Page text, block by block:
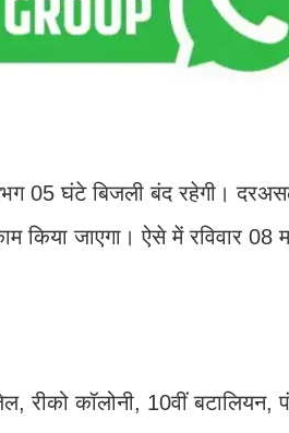
05 घंटे बिजली बंद रहेगी।
जाएगा। ऐसे में रविवार 08
रीको कॉलोनी, 10वीं बटालियन,